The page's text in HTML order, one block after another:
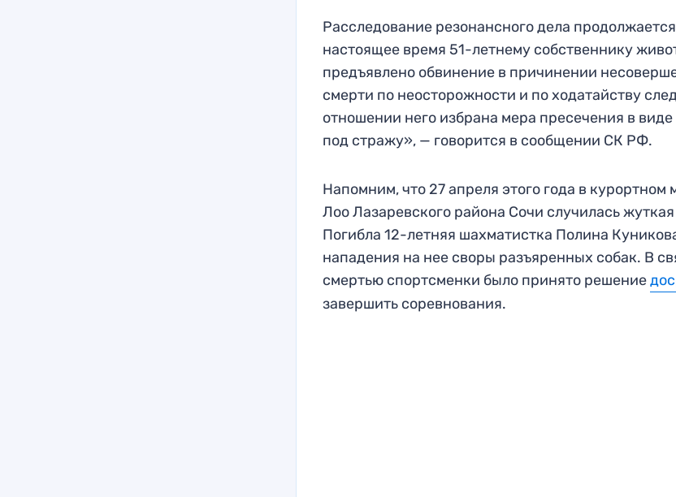
Расследование резонансного дела
настоящее время 51-летнему собственнику
предъявлено обвинение в причинении
смерти по неосторожности и по ходатайству
отношении него избрана мера пресечения в
под стражу», — говорится в сообщении СК РФ.
Напомним, что 27 апреля этого года в курортном
Лоо Лазаревского района Сочи случилась
Погибла 12-летняя шахматистка Полина
нападения на нее своры разъяренных собак. В
смертью спортсменки было принято решение
завершить соревнования.